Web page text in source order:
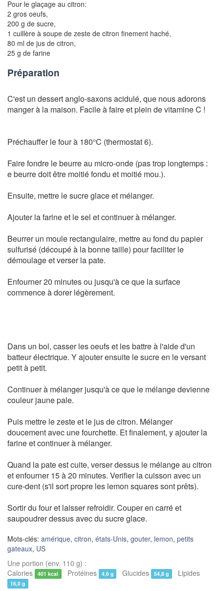
Pour le glaçage au citron:
2 gros oeufs,
200 g de sucre,
1 cuillère à soupe de zeste de citron finement haché,
80 ml de jus de citron,
25 g de farine
Préparation
C'est un dessert anglo-saxons acidulé, que nous adorons
manger à la maison. Facile à faire et plein de vitamine C !
Préchauffer le four à 180°C (thermostat 6).
Faire fondre le beurre au micro-onde (pas trop longtemps :
e beurre doit être moitié fondu et moitié mou.).
Ensuite, mettre le sucre glace et mélanger.
Ajouter la farine et le sel et continuer à mélanger.
Beurrer un moule rectangulaire, mettre au fond du papier
sulfurisé (découpé à la bonne taille) pour faciliter le
démoulage et verser la pate.
Enfourner 20 minutes ou jusqu'à ce que la surface
commence à dorer légèrement.
Dans un bol, casser les oeufs et les battre à l'aide d'un
batteur électrique. Y ajouter ensuite le sucre en le versant
petit à petit.
Continuer à mélanger jusqu'à ce que le mélange devienne
couleur jaune pale.
Puis mettre le zeste et le jus de citron. Mélanger
doucement avec une fourchette. Et finalement, y ajouter la
farine et continuer à mélanger.
Quand la pate est cuite, verser dessus le mélange au citron
et enfourner 15 à 20 minutes. Verifier la cuisson avec un
cure-dent (s'il sort propre les lemon squares sont prêts).
Sortir du four et laisser refroidir. Couper en carré et
saupoudrer dessus avec du sucre glace.
Mots-clés: amérique, citron, états-Unis, gouter, lemon, petits
gateaux, US
Une portion (env. 110 g) :
Calories
401 kcal Protéines 4,6 g Glucides 54,8 g Lipides
16,0 g